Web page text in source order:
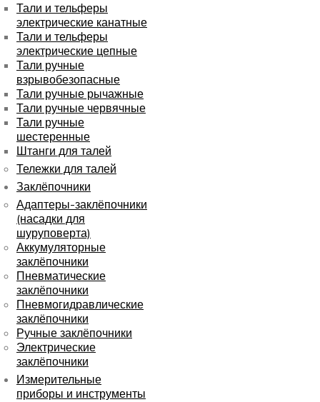
Тали и тельферы
электрические канатные
Тали и тельферы
электрические цепные
Тали ручные
взрывобезопасные
Тали ручные рычажные
Тали ручные червячные
Тали ручные
шестеренные
Штанги для талей
Тележки для талей
Заклёпочники
Адаптеры-заклёпочники
(насадки для
шуруповерта)
Аккумуляторные
заклёпочники
Пневматические
заклёпочники
Пневмогидравлические
заклёпочники
Ручные заклёпочники
Электрические
заклёпочники
Измерительные
приборы и инструменты